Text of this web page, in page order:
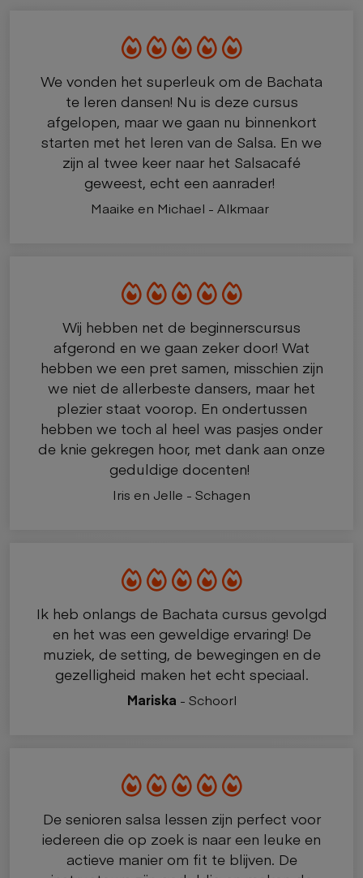
We vonden het superleuk om de Bachata
te leren dansen! Nu is deze cursus
afgelopen, maar we gaan nu binnenkort
starten met het leren van de Salsa. En we
zijn al twee keer naar het Salsacafé
geweest, echt een aanrader!
Maaike en Michael - Alkmaar
Wij hebben net de beginnerscursus
afgerond en we gaan zeker door! Wat
hebben we een pret samen, misschien zijn
we niet de allerbeste dansers, maar het
plezier staat voorop. En ondertussen
hebben we toch al heel was pasjes onder
de knie gekregen hoor, met dank aan onze
geduldige docenten!
Iris en Jelle - Schagen
Ik heb onlangs de Bachata cursus gevolgd
en het was een geweldige ervaring! De
muziek, de setting, de bewegingen en de
gezelligheid maken het echt speciaal.
Mariska - Schoorl
De senioren salsa lessen zijn perfect voor
iedereen die op zoek is naar een leuke en
actieve manier om fit te blijven. De